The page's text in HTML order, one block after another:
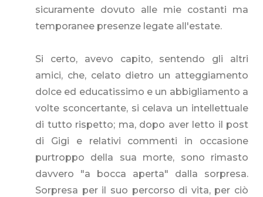
sicuramente dovuto alle mie costanti ma
temporanee presenze legate all'estate.
Si certo, avevo capito, sentendo gli altri
amici, che, celato dietro un atteggiamento
dolce ed educatissimo e un abbigliamento a
volte sconcertante, si celava un intellettuale
di tutto rispetto; ma, dopo aver letto il post
di Gigi e relativi commenti in occasione
purtroppo della sua morte, sono rimasto
davvero "a bocca aperta" dalla sorpresa.
Sorpresa per il suo percorso di vita, per ciò